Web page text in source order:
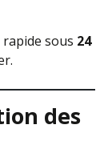
sous 24
des